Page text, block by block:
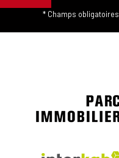
* Champs obligatoires